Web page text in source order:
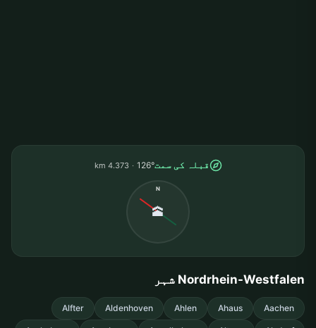
قبلہ کی سمت126°
4.373 km
N
🕋
Nordrhein-Westfalen شہر
Aachen
Ahaus
Ahlen
Aldenhoven
Alfter